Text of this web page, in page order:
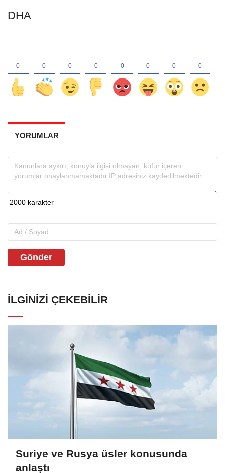
DHA
YORUMLAR
Gönder
İLGINIZI ÇEKEBILIR
Suriye ve Rusya üsler konusunda
anlaştı